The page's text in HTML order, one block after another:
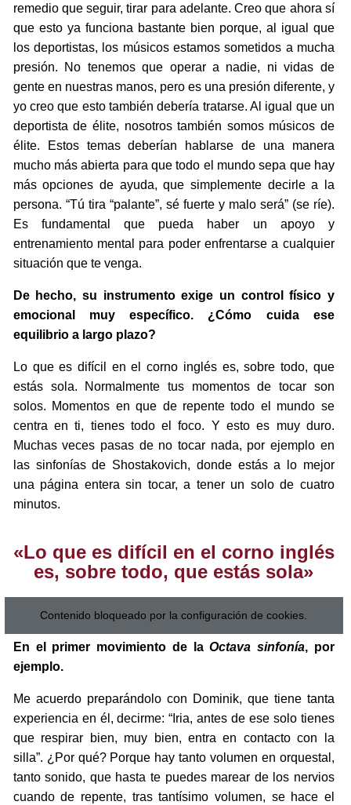
remedio que seguir, tirar para adelante. Creo que ahora sí
que esto ya funciona bastante bien porque, al igual que
los deportistas, los músicos estamos sometidos a mucha
presión. No tenemos que operar a nadie, ni vidas de
gente en nuestras manos, pero es una presión diferente, y
yo creo que esto también debería tratarse. Al igual que un
deportista de élite, nosotros también somos músicos de
élite. Estos temas deberían hablarse de una manera
mucho más abierta para que todo el mundo sepa que hay
más opciones de ayuda, que simplemente decirle a la
persona. “Tú tira “palante”, sé fuerte y malo será” (se ríe).
Es fundamental que pueda haber un apoyo y
entrenamiento mental para poder enfrentarse a cualquier
situación que te venga.
De hecho, su instrumento exige un control físico y
emocional muy específico. ¿Cómo cuida ese
equilibrio a largo plazo?
Lo que es difícil en el corno inglés es, sobre todo, que
estás sola. Normalmente tus momentos de tocar son
solos. Momentos en que de repente todo el mundo se
centra en ti, tienes todo el foco. Y esto es muy duro.
Muchas veces pasas de no tocar nada, por ejemplo en
las sinfonías de Shostakovich, donde estás a lo mejor
una página entera sin tocar, a tener un solo de cuatro
minutos.
«Lo que es difícil en el corno inglés
es, sobre todo, que estás sola»
Contenido bloqueado por la configuración de cookies.
En el primer movimiento de laOctava sinfonía, por
ejemplo.
Me acuerdo preparándolo con Dominik, que tiene tanta
experiencia en él, decirme: “Iria, antes de ese solo tienes
que respirar bien, muy bien, entra en contacto con la
silla”. ¿Por qué? Porque hay tanto volumen en orquestal,
tanto sonido, que hasta te puedes marear de los nervios
cuando de repente, tras tantísimo volumen, se hace el